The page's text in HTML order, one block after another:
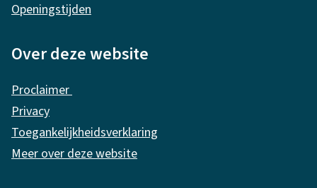
Openingstijden
Over deze website
Proclaimer
Privacy
Toegankelijkheidsverklaring
Meer over deze website